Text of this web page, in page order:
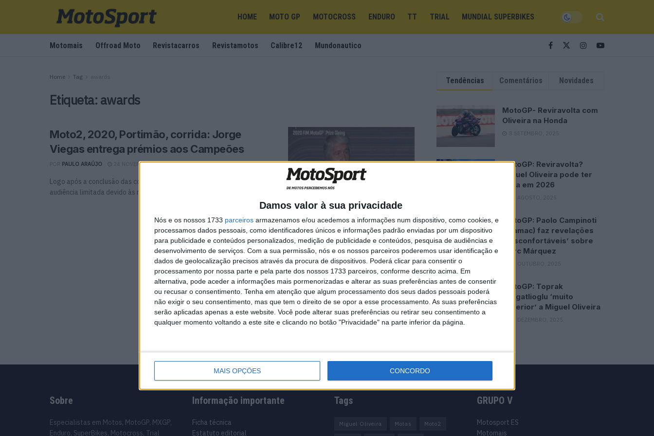
Damos valor à sua privacidade
Nós e os nossos 1733 parceiros armazenamos e/ou acedemos a informações num dispositivo, como cookies, e
processamos dados pessoais, como identificadores únicos e informações padrão enviadas por um dispositivo
para publicidade e conteúdos personalizados, medição de publicidade e conteúdos, pesquisa de audiências e
desenvolvimento de serviços. Com a sua permissão, nós e os nossos parceiros poderemos usar identificação e
dados de geolocalização precisos através da procura de dispositivos. Poderá clicar para consentir o
processamento por nossa parte e pela parte dos nossos 1733 parceiros, conforme descrito acima. Em
alternativa, pode aceder a informações mais pormenorizadas e alterar as suas preferências antes de consentir
ou recusar o consentimento. Tenha em atenção que algum processamento dos seus dados pessoais poderá
não exigir o seu consentimento, mas que tem o direito de se opor a esse processamento. As suas preferências
serão aplicadas apenas a este website. Você pode alterar suas preferências ou retirar seu consentimento a
qualquer momento voltando a este site e clicando no botão "Privacidade" na parte inferior da página.
MAIS OPÇÕES CONCORDO
HOME MOTO GP MOTOCROSS ENDURO TT TRIAL MUNDIAL SUPERBIKES
Motomais Offroad Moto Revistacarros Revistamotos Calibre12 Mundonautico
Home Tag awards
Etiqueta: awards
Moto2, 2020, Portimão, corrida: Jorge
Viegas entrega prémios aos Campeões
PAULO ARAÚJO 24 NOVEMBRO, 2020 0
Logo após a conclusão das corridas em Portimão, numa cerimónia com
audiência limitada devido às restrições do Covid, foram entregues ...
Tendências Comentários Novidades
MotoGP- Reviravolta com
Oliveira na Honda
8 SETEMBRO, 2025
MotoGP: Reviravolta?
Miguel Oliveira pode ter
vaga em 2026
28 AGOSTO, 2025
MotoGP: Paolo Campinoti
(Pramac) faz revelações
‘desconfortáveis’ sobre
Marc Márquez
16 OUTUBRO, 2025
MotoGP: Toprak
Razgatlioglu ‘muito
superior’ a Miguel Oliveira
Sobre
Especialistas em Motos, MotoGP, MXGP,
Enduro, SuperBikes, Motocross, Trial
Informação importante
Ficha técnica
Estatuto editorial
Tags
Miguel Oliveira Motas Moto2
GRUPO V
Motosport ES
Motomais